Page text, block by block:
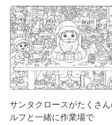
サンタクロースがたくさ
ルフと一緒に作業場で